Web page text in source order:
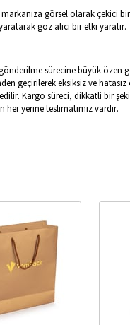
görsel olarak çekici
göz alıcı bir etki yaratır.
sürecine büyük
geçirilerek eksiksiz ve
Kargo süreci, dikkatli bir
yerine teslimatımız vardır.